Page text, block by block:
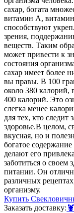
сахар, богата
витамин А,
способствуют
зрения,
веществ. Таким
может привести к
состояния
сахар имеет более
вы правы. В 100
около 380 калорий,
400 калорий. Это
слегка менее
для тех, кто следит
здоровье.В целом,
вкусная, но и
богатое
делают его
заботиться о своем
питании. Он
различных
организму.
Купить
Заказать доставку: 🦞